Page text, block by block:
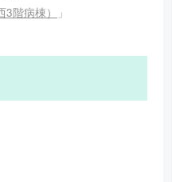
階病棟） 」